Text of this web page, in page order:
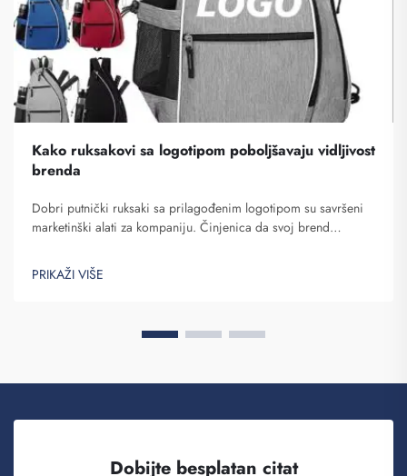
Kako ruksakovi sa logotipom poboljšavaju vidljivost
brenda
Dobri putnički ruksaki sa prilagođenim logotipom su savršeni
marketinški alati za kompaniju. Činjenica da svoj brend
osoba koja nosi tvoj ranac na leđima...
PRIKAŽI VIŠE
Dobijte besplatan citat